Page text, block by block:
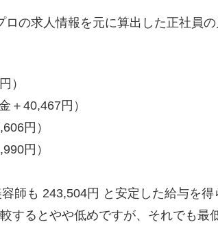
の求人情報を元に算出した正社員
）
＋40,467円）
円）
円）
師も 243,504円 と安定した給与を得
するとやや低めですが、それでも最